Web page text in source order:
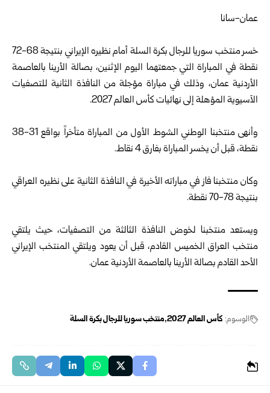
‏عمان-سانا
خسر منتخب سوريا
للرجال بكرة السلة أمام نظيره الإيراني بنتيجة 68-72
نقطة في المباراة التي جمعتهما اليوم الإثنين، بصالة الأرينا بالعاصمة
‏الأردنية عمان، وذلك في مباراة مؤجلة من النافذة الثانية للتصفيات
الآسيوية المؤهلة إلى نهائيات كأس العالم 2027.‏
وأنهى منتخبنا الوطني الشوط الأول من المباراة متأخراً بواقع 31-38
نقطة، قبل أن يخسر المباراة بفارق 4 نقاط.
وكان منتخبنا فاز في مباراته الأخيرة في النافذة الثانية على نظيره العراقي
بنتيجة 78-70 ‏نقطة.‏
ويستعد منتخبنا لخوض النافذة الثالثة من التصفيات، حيث يلتقي
منتخب العراق الخميس القادم، قبل أن يعود ويلتقي المنتخب الإيراني
الأحد القادم بصالة الأرينا بالعاصمة ‏الأردنية عمان.
الوسوم: كأس العالم 2027 منتخب سوريا للرجال بكرة السلة